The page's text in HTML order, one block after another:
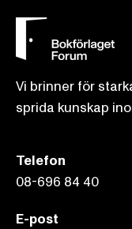
Vi brinner för
sprida kunskap
Telefon
08-696 84 40
E-post